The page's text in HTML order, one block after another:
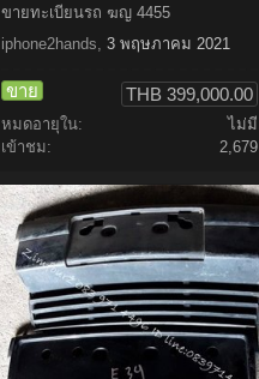
ขายทะเบียนรถ ฆญ 4455
iphone2hands 3 พฤษภาคม 2021
ขาย THB 399,000.00
หมดอายุใน:
ไม่มี
เข้าชม:
2,679